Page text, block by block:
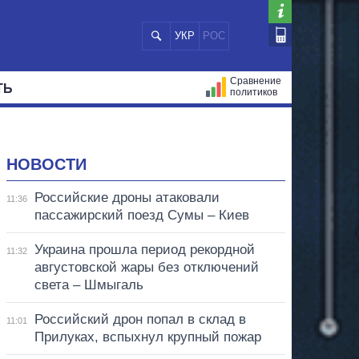
УКР РОС
Сравнение
политиков
НОВОСТИ
11:36
Российские дроны атаковали
пассажирский поезд Сумы – Киев
11:32
Украина прошла период рекордной
августовской жары без отключений
света – Шмыгаль
11:01
Российский дрон попал в склад в
Прилуках, вспыхнул крупный пожар